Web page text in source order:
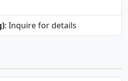
: Inquire for details